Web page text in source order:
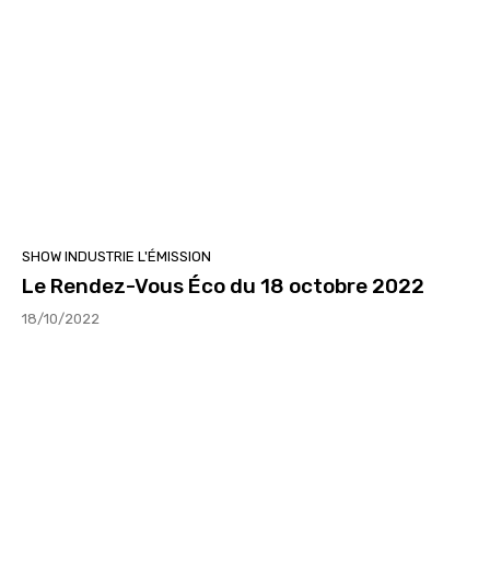
SHOW INDUSTRIE L'ÉMISSION
Le Rendez-Vous Éco du 18 octobre 2022
18/10/2022